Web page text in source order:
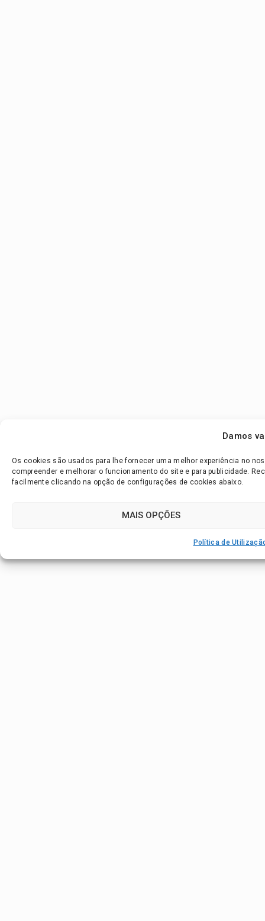
Damos
Os cookies são usados para lhe fornecer uma melhor experiência no
compreender e melhorar o funcionamento do site e para publicidade.
facilmente clicando na opção de configurações de cookies abaixo.
MAIS OPÇÕES
Política de